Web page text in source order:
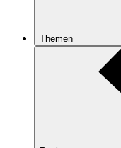
Themen